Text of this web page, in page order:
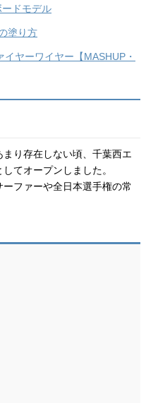
ードモデル
塗り方
ヤーワイヤー【MASHUP・
り存在しない頃、千葉西エ
てオープンしました。
ファーや全日本選手権の常